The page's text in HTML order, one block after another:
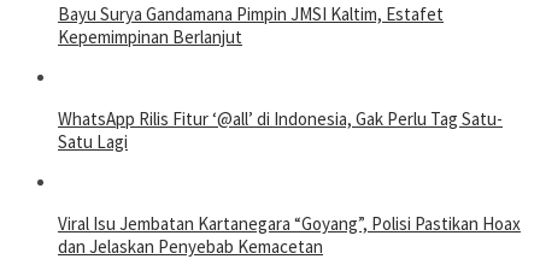
Bayu Surya Gandamana Pimpin JMSI Kaltim, Estafet
Kepemimpinan Berlanjut
WhatsApp Rilis Fitur ‘@all’ di Indonesia, Gak Perlu Tag Satu-
Satu Lagi
Viral Isu Jembatan Kartanegara “Goyang”, Polisi Pastikan Hoax
dan Jelaskan Penyebab Kemacetan